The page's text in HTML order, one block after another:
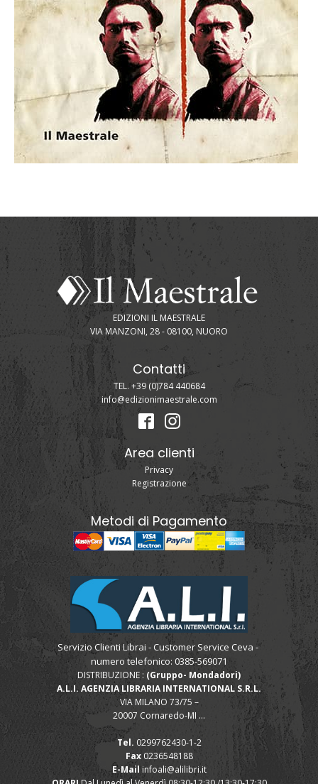
EDIZIONI IL MAESTRALE
VIA MANZONI, 28 - 08100, NUORO
Contatti
TEL. +39 (0)784 440684
info@edizionimaestrale.com
Area clienti
Privacy
Registrazione
Metodi di Pagamento
Servizio Clienti Librai - Customer Service Ceva -
numero telefonico: 0385-569071
DISTRIBUZIONE : (Gruppo- Mondadori)
A.L.I. AGENZIA LIBRARIA INTERNATIONAL S.R.L.
VIA MILANO 73/75 –
20007 Cornaredo-MI ...
Tel. 0299762430-1-2
Fax0236548188
E-Mail infoali@alilibri.it